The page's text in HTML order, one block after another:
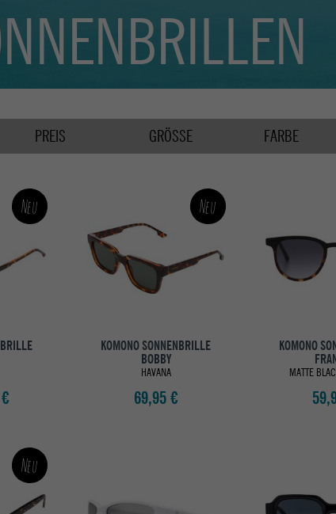
PREIS GRÖSSE FARBE
Neu Neu
KOMONO SONNENBRILLE
BOBBY
HAVANA
69,95 €
KOMONO
MATTE
Neu